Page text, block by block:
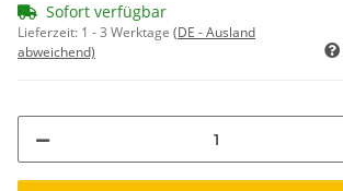
Sofort verfügbar
Lieferzeit: 1 - 3 Werktage (DE - Ausland
abweichend)